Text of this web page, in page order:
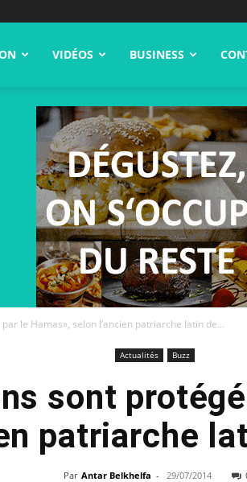
VIDÉOS BUSINESS
le Hamas», selon l’ancien patriarche latin de...
Actualités Buzz
sont
patriarche
Par Antar Belkhelfa - 29/07/2014